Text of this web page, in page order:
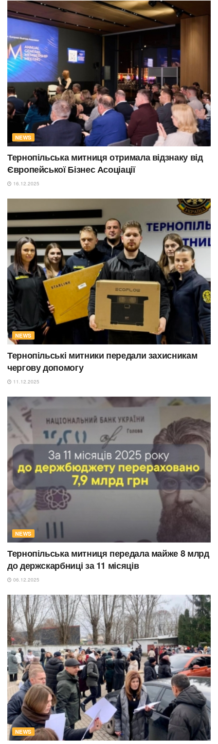
NEWS
Тернопільська митниця отримала відзнаку від
Європейської Бізнес Асоціації
16.12.2025
NEWS
Тернопільські митники передали захисникам
чергову допомогу
11.12.2025
NEWS
Тернопільська митниця передала майже 8 млрд
до держскарбниці за 11 місяців
06.12.2025
NEWS